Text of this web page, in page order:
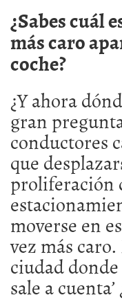
¿Sabes cuál
más caro
coche?
¿Y ahora
gran
conductores
que
proliferación
moverse en
vez más
ciudad
sale a cuenta’